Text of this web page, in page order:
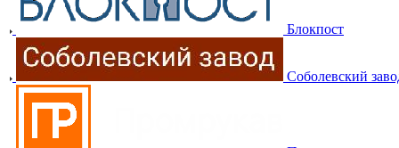
Блокпост
Соболевский